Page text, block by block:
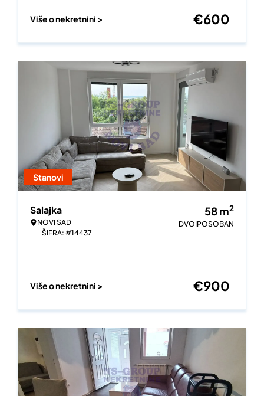
Više o nekretnini > €600
Stanovi
Salajka
NOVI SAD
ŠIFRA: #14437
58m2
DVOIPOSOBAN
Više o nekretnini > €900